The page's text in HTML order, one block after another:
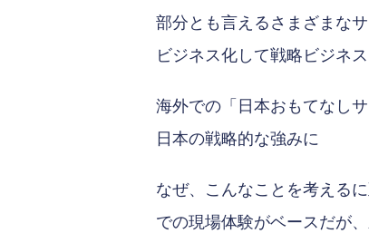
部分とも言えるさまざまな
ビジネス化して戦略ビジネ
海外での「日本おもてなし
日本の戦略的な強みに
なぜ、こんなことを考える
での現場体験がベースだが